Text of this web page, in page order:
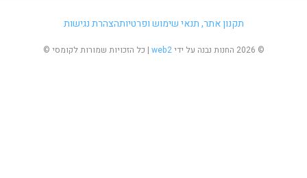
תקנון אתר, תנאי שימוש ופרטיותהצהרת נגישות
© 2026 החנות נבנה על ידי web2 | כל הזכויות שמורות לקומסי ©